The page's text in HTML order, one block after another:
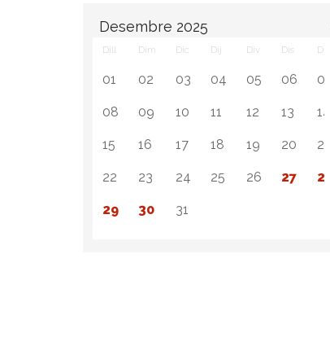
Desembre 2025
Dill Dim Dic Dij Div Dis Diu
01 02 03 04 05 06 07
08 09 10 11 12 13 14
15 16 17 18 19 20 21
22 23 24 25 26 27 28
29 30 31